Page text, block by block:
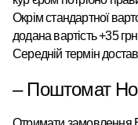
Окрім стандартної
додана вартість +35
Середній термін
– Поштомат